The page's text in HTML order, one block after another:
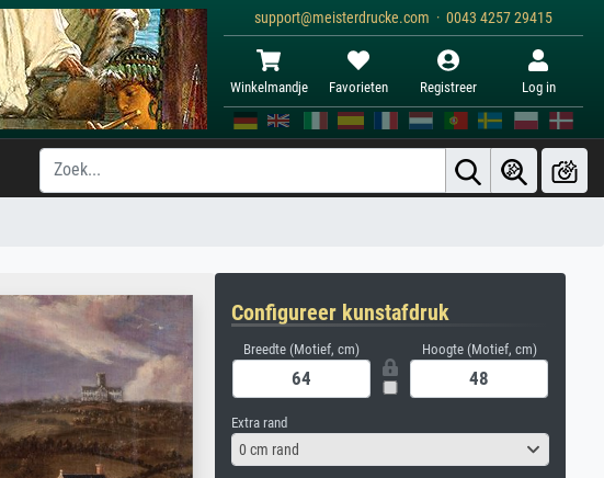
support@meisterdrucke.com · 0043 4257 29415
Winkelmandje Favorieten Registreer Log in
Configureer kunstafdruk
Breedte (Motief, cm) Hoogte (Motief, cm)
Extra rand
0 cm rand